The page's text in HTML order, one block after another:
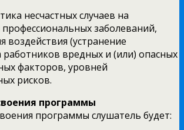
несчастных случаев на
заболеваний,
воздействия (устранение
работников вредных и (или) опасных
факторов, уровней
рисков.
программы
программы слушатель будет: